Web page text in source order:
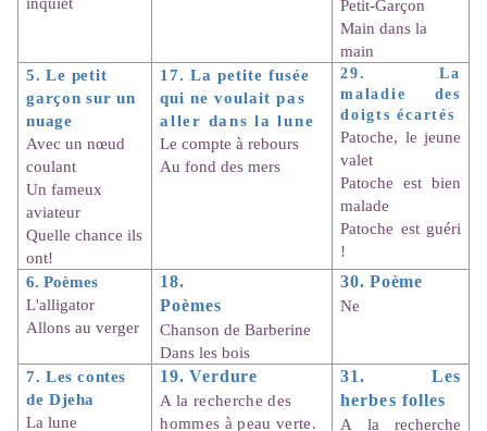
Petit-Garçon
Main dans la
main
5. Le petit
garçon sur un
nuage
Avec un nœud
coulant
Un fameux
aviateur
Quelle chance ils
ont!
17. La petite fusée
qui ne voulaitpas
aller dans la lune
Le compte à rebours
Au fond des mers
29. La
maladie des
doigts écartés
Patoche, le jeune
valet
Patoche est bien
malade
Patoche est guéri
!
6. Poèmes
L'alligator
Allons au verger
18.
Poèmes
Chanson de Barberine
Dans les bois
30. Poème
Ne
7. Les contes
de Djeha
La lune
19. Verdure
A la recherche des
hommes à peau verte.
31. Les
herbes folles
A la recherche